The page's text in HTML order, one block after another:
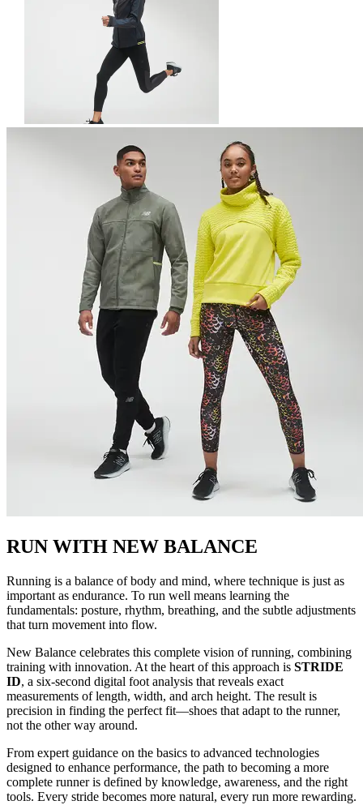
RUN WITH NEW BALANCE
Running is a balance of body and mind, where technique is just as
important as endurance. To run well means learning the
fundamentals: posture, rhythm, breathing, and the subtle adjustments
that turn movement into flow.
New Balance celebrates this complete vision of running, combining
training with innovation. At the heart of this approach is STRIDE
ID, a six-second digital foot analysis that reveals exact
measurements of length, width, and arch height. The result is
precision in finding the perfect fit—shoes that adapt to the runner,
not the other way around.
From expert guidance on the basics to advanced technologies
designed to enhance performance, the path to becoming a more
complete runner is defined by knowledge, awareness, and the right
tools. Every stride becomes more natural, every run more rewarding.